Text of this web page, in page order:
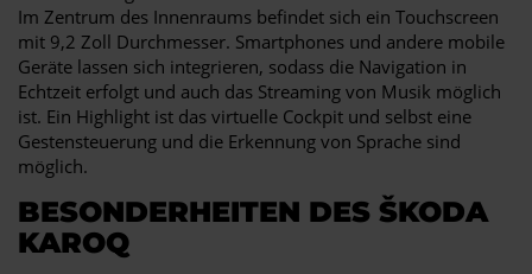
Im Zentrum des Innenraums befindet sich ein Touchscreen
mit 9,2 Zoll Durchmesser. Smartphones und andere mobile
Geräte lassen sich integrieren, sodass die Navigation in
Echtzeit erfolgt und auch das Streaming von Musik möglich
ist. Ein Highlight ist das virtuelle Cockpit und selbst eine
Gestensteuerung und die Erkennung von Sprache sind
möglich.
BESONDERHEITEN DES ŠKODA
KAROQ